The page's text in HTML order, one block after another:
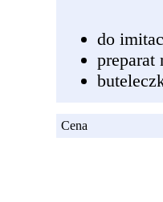
do
preparat
Cena